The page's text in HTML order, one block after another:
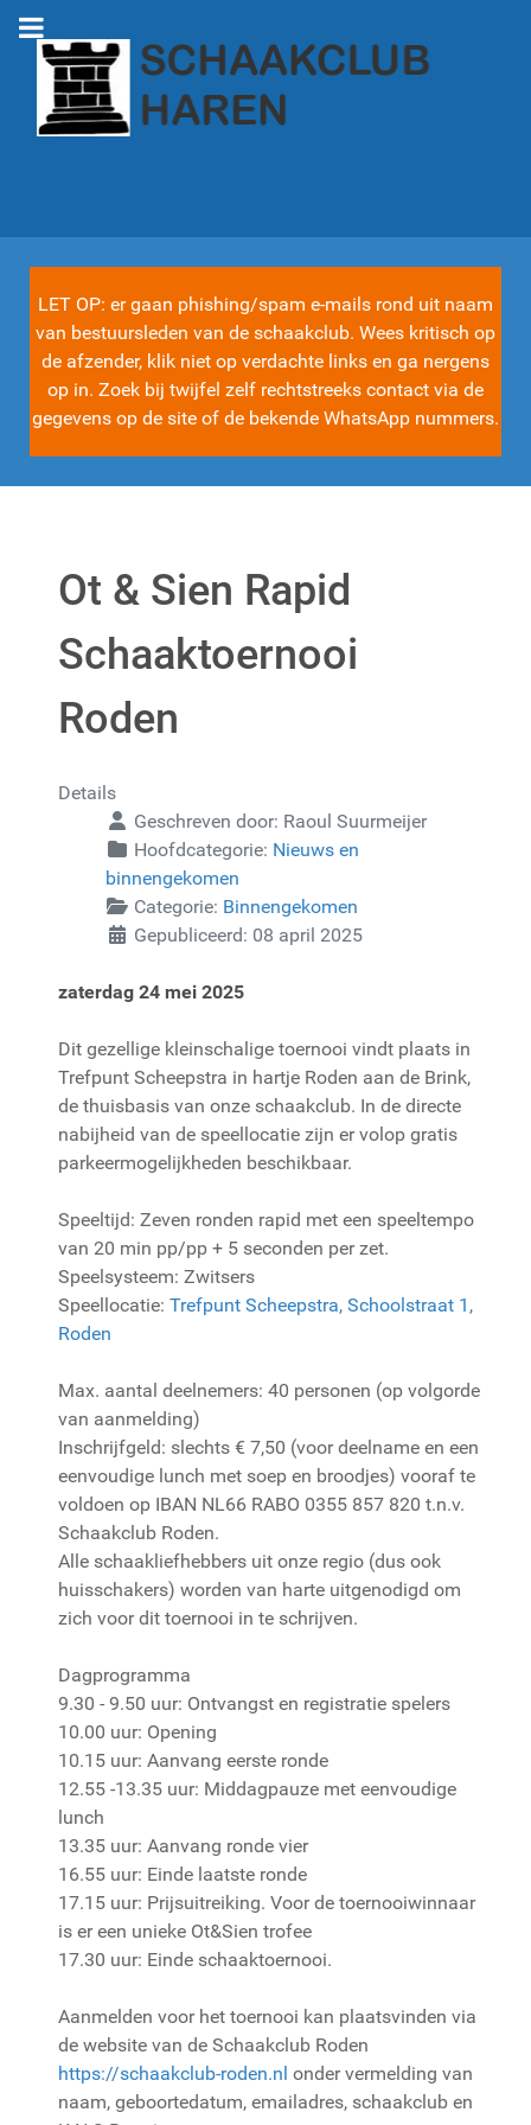
LET OP: er gaan phishing/spam e-mails rond uit naam
van bestuursleden van de schaakclub. Wees kritisch op
de afzender, klik niet op verdachte links en ga nergens
op in. Zoek bij twijfel zelf rechtstreeks contact via de
gegevens op de site of de bekende WhatsApp nummers.
Ot & Sien Rapid
Schaaktoernooi
Roden
Details
Geschreven door: Raoul Suurmeijer
Hoofdcategorie: Nieuws en
binnengekomen
Categorie: Binnengekomen
Gepubliceerd: 08 april 2025
zaterdag 24 mei 2025
Dit gezellige kleinschalige toernooi vindt plaats in
Trefpunt Scheepstra in hartje Roden aan de Brink,
de thuisbasis van onze schaakclub. In de directe
nabijheid van de speellocatie zijn er volop gratis
parkeermogelijkheden beschikbaar.
Speeltijd: Zeven ronden rapid met een speeltempo
van 20 min pp/pp + 5 seconden per zet.
Speelsysteem: Zwitsers
Speellocatie: Trefpunt Scheepstra, Schoolstraat 1,
Roden
Max. aantal deelnemers: 40 personen (op volgorde
van aanmelding)
Inschrijfgeld: slechts € 7,50 (voor deelname en een
eenvoudige lunch met soep en broodjes) vooraf te
voldoen op IBAN NL66 RABO 0355 857 820 t.n.v.
Schaakclub Roden.
Alle schaakliefhebbers uit onze regio (dus ook
huisschakers) worden van harte uitgenodigd om
zich voor dit toernooi in te schrijven.
Dagprogramma
9.30 - 9.50 uur: Ontvangst en registratie spelers
10.00 uur: Opening
10.15 uur: Aanvang eerste ronde
12.55 -13.35 uur: Middagpauze met eenvoudige
lunch
13.35 uur: Aanvang ronde vier
16.55 uur: Einde laatste ronde
17.15 uur: Prijsuitreiking. Voor de toernooiwinnaar
is er een unieke Ot&Sien trofee
17.30 uur: Einde schaaktoernooi.
Aanmelden voor het toernooi kan plaatsvinden via
de website van de Schaakclub Roden
https://schaakclub-roden.nl onder vermelding van
naam, geboortedatum, emailadres, schaakclub en